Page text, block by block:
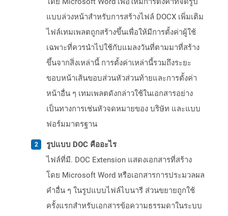
แบบล่วงหน้าสำหรับการสร้างไฟล์ DOCX เพิ่มเติม
ไฟล์เทมเพลตถูกสร้างขึ้นเพื่อให้มีการตั้งค่าผู้ใช้
เฉพาะที่ควรนำไปใช้กับแมลงวันที่ตามมาที่สร้าง
ขึ้นจากสิ่งเหล่านี้ การตั้งค่าเหล่านี้รวมถึงระยะ
ขอบหน้าเส้นขอบส่วนหัวส่วนท้ายและการตั้งค่า
หน้าอื่น ๆ เทมเพลตดังกล่าวใช้ในเอกสารอย่าง
เป็นทางการเช่นหัวจดหมายของ บริษัท และแบบ
ฟอร์มมาตรฐาน
รูปแบบ DOC คืออะไร
ไฟล์ที่มี. DOC Extension แสดงเอกสารที่สร้าง
โดย Microsoft Word หรือเอกสารการประมวลผล
คำอื่น ๆ ในรูปแบบไฟล์ไบนารี ส่วนขยายถูกใช้
ครั้งแรกสำหรับเอกสารข้อความธรรมดาในระบบ